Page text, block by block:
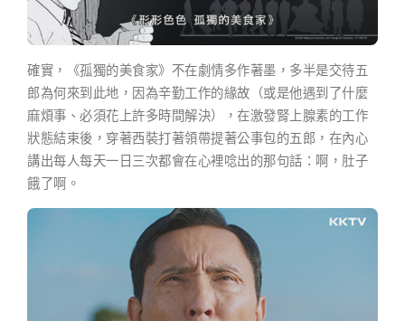
確實，《孤獨的美食家》不在劇情多作著墨，多半是交待五
郎為何來到此地，因為辛勤工作的緣故（或是他遇到了什麼
麻煩事、必須花上許多時間解決），在激發腎上腺素的工作
狀態結束後，穿著西裝打著領帶提著公事包的五郎，在內心
講出每人每天一日三次都會在心裡唸出的那句話：啊，肚子
餓了啊。